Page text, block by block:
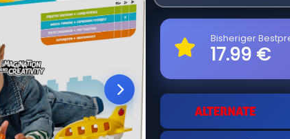
Bisheriger
17.99 €